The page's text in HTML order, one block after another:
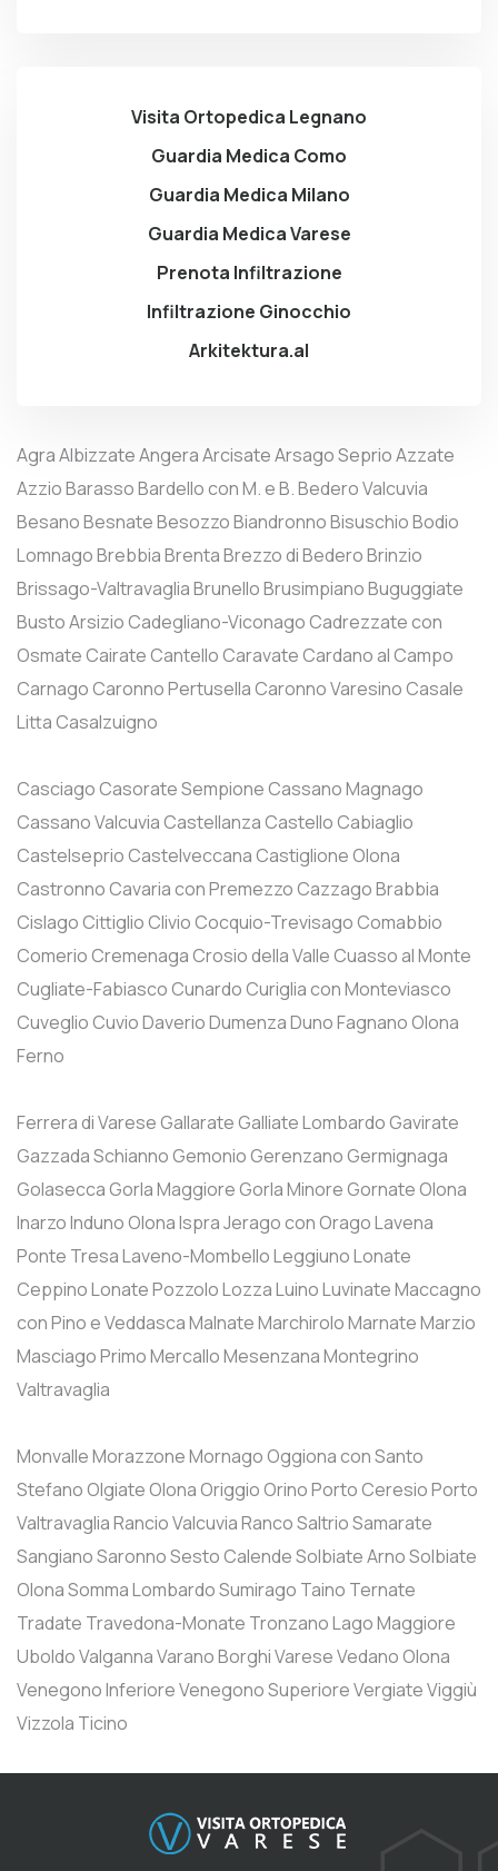
Visita Ortopedica Legnano
Guardia Medica Como
Guardia Medica Milano
Guardia Medica Varese
Prenota Infiltrazione
Infiltrazione Ginocchio
Arkitektura.al
AgraAlbizzateAngeraArcisateArsago SeprioAzzate
AzzioBarassoBardello con M. e B.Bedero Valcuvia
BesanoBesnateBesozzoBiandronnoBisuschioBodio
LomnagoBrebbiaBrentaBrezzo di BederoBrinzio
Brissago-ValtravagliaBrunelloBrusimpianoBuguggiate
Busto Arsizio Cadegliano-Viconago Cadrezzate con
Osmate Cairate Cantello Caravate Cardano al Campo
Carnago Caronno Pertusella Caronno Varesino Casale
Litta Casalzuigno
Casciago Casorate Sempione Cassano Magnago
Cassano Valcuvia Castellanza Castello Cabiaglio
Castelseprio Castelveccana Castiglione Olona
Castronno Cavaria con Premezzo Cazzago Brabbia
Cislago Cittiglio Clivio Cocquio-Trevisago Comabbio
Comerio Cremenaga Crosio della Valle Cuasso al Monte
Cugliate-Fabiasco Cunardo Curiglia con Monteviasco
Cuveglio CuvioDaverioDumenzaDunoFagnano Olona
Ferno
Ferrera di Varese Gallarate Galliate Lombardo Gavirate
Gazzada Schianno Gemonio Gerenzano Germignaga
Golasecca Gorla Maggiore Gorla Minore Gornate Olona
InarzoInduno OlonaIspraJerago con OragoLavena
Ponte TresaLaveno-MombelloLeggiunoLonate
CeppinoLonate PozzoloLozzaLuinoLuvinateMaccagno
con Pino e VeddascaMalnateMarchiroloMarnateMarzio
Masciago PrimoMercalloMesenzanaMontegrino
Valtravaglia
MonvalleMorazzoneMornago Oggiona con Santo
Stefano Olgiate Olona Origgio OrinoPorto CeresioPorto
ValtravagliaRancio ValcuviaRancoSaltrioSamarate
SangianoSaronnoSesto CalendeSolbiate ArnoSolbiate
OlonaSomma LombardoSumirago Taino Ternate
Tradate Travedona-Monate Tronzano Lago Maggiore
UboldoValgannaVarano BorghiVareseVedano Olona
Venegono InferioreVenegono SuperioreVergiateViggiù
Vizzola Ticino